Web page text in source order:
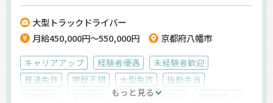
大型トラックドライバー
月給450,000円～550,000円
京都府八幡市
キャリアアップ 経験者優遇
未経験者歓迎
普通免許
学歴不問 大型免許
皆勤手当
昇給 入社祝金
もっと見る